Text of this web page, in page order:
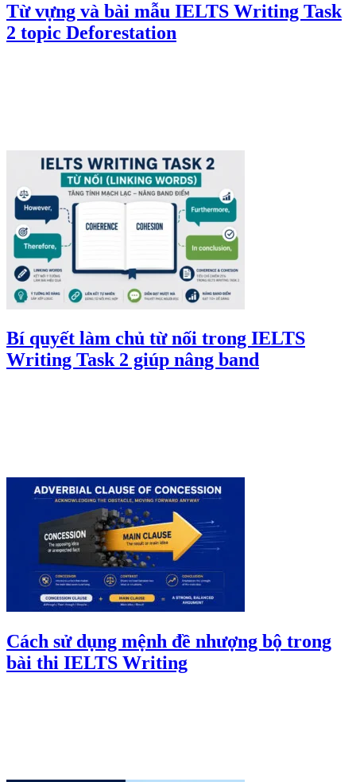
Từ vựng và bài mẫu IELTS Writing Task
2 topic Deforestation
Bí quyết làm chủ từ nối trong IELTS
Writing Task 2 giúp nâng band
Cách sử dụng mệnh đề nhượng bộ trong
bài thi IELTS Writing